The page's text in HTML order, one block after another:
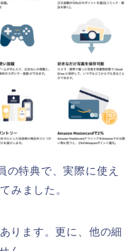
の特典で、実際に使え
みました。
ります。更に、他の細